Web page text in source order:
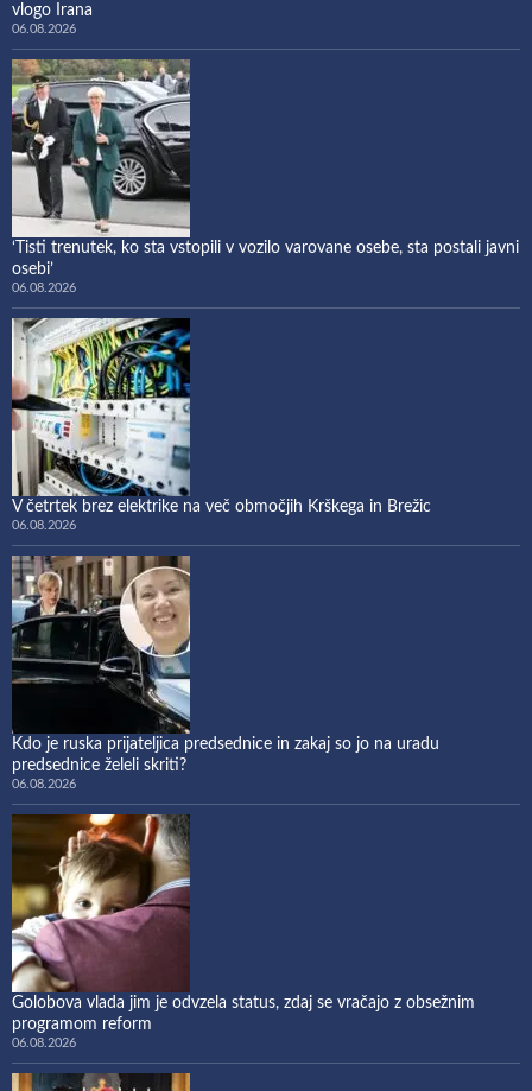
vlogo Irana
06.08.2026
‘Tisti trenutek, ko sta vstopili v vozilo varovane osebe, sta postali javni
osebi’
06.08.2026
V četrtek brez elektrike na več območjih Krškega in Brežic
06.08.2026
Kdo je ruska prijateljica predsednice in zakaj so jo na uradu
predsednice želeli skriti?
06.08.2026
Golobova vlada jim je odvzela status, zdaj se vračajo z obsežnim
programom reform
06.08.2026